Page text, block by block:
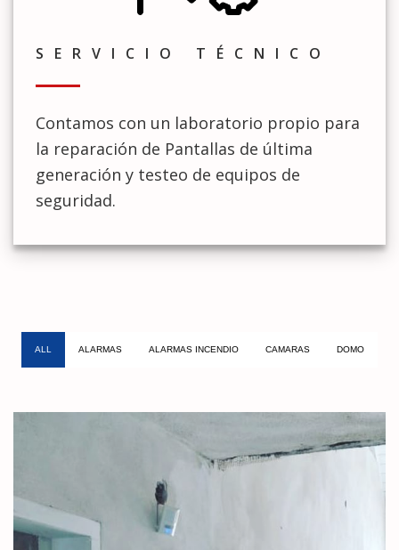
SERVICIO TÉCNICO
Contamos con un laboratorio propio para
la reparación de Pantallas de última
generación y testeo de equipos de
seguridad.
ALL ALARMAS ALARMAS INCENDIO CAMARAS DOMO